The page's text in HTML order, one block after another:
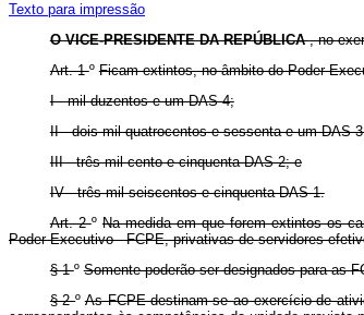
Texto para impressão
O VICE-PRESIDENTE DA REPÚBLICA, no
Art. 1ºFicam extintos, no âmbito do Poder
I - mil duzentos e um DAS-4;
II - dois mil quatrocentos e sessenta e um DAS-
III - três mil cento e cinquenta DAS-2; e
IV - três mil seiscentos e cinquenta DAS-1.
Art. 2º Na medida em que forem extintos os
Poder Executivo - FCPE, privativas de servidores
§ 1ºSomente poderão ser designados para as
§ 2ºAs FCPE destinam-se ao exercício de